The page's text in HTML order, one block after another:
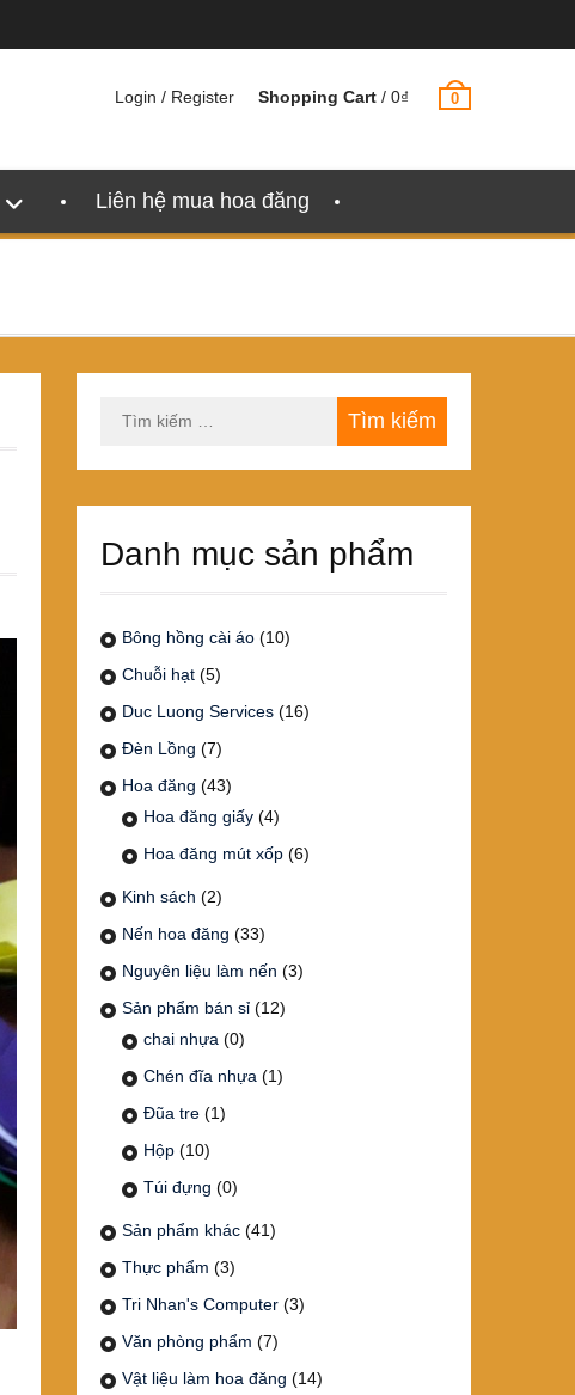
Login / Register Shopping Cart / 0₫ 0
Liên hệ mua hoa đăng
kiếm
Danh mục sản phẩm
Bông hồng cài áo (10)
Chuỗi hạt (5)
Duc Luong Services (16)
Đèn Lồng (7)
Hoa đăng (43)
Hoa đăng giấy (4)
Hoa đăng mút xốp (6)
Kinh sách (2)
Nến hoa đăng (33)
Nguyên liệu làm nến (3)
Sản phẩm bán sỉ (12)
chai nhựa (0)
Chén đĩa nhựa (1)
Đũa tre (1)
Hộp (10)
Túi đựng (0)
Sản phẩm khác (41)
Thực phẩm (3)
Tri Nhan's Computer (3)
Văn phòng phẩm (7)
Vật liệu làm hoa đăng (14)